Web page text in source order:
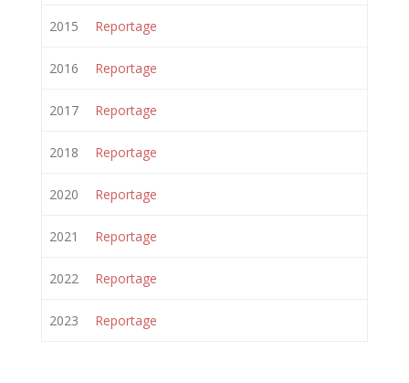
2015 Reportage
2016 Reportage
2017 Reportage
2018 Reportage
2020 Reportage
2021 Reportage
2022 Reportage
2023 Reportage